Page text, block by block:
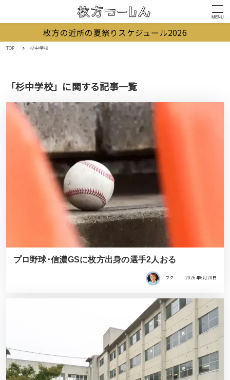
MENU
枚方の近所の夏祭りスケジュール2026
TOP 杉中学校
「杉中学校」に関する記事一覧
プロ野球･信濃GSに枚方出身の選手2人おる
フク 2026年6月20日